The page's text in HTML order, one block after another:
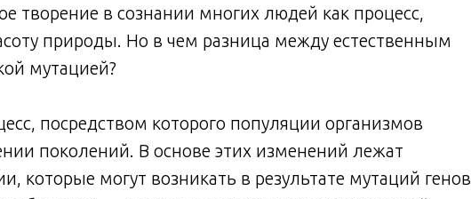
творение в сознании многих людей как процесс,
природы. Но в чем разница между естественным
мутацией?
посредством которого популяции организмов
поколений. В основе этих изменений лежат
которые могут возникать в результате мутаций генов